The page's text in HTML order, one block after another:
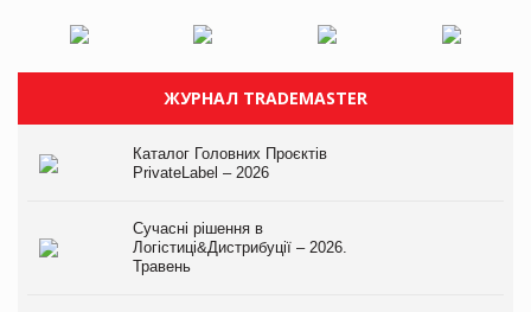
ЖУРНАЛ TRADEMASTER
Каталог Головних Проєктів
PrivateLabel – 2026
Сучасні рішення в
Логістиці&Дистрибуції – 2026.
Травень